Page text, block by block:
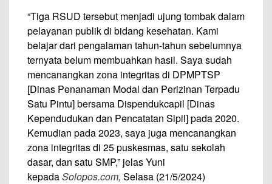
“Tiga RSUD tersebut menjadi ujung tombak dalam
pelayanan publik di bidang kesehatan. Kami
belajar dari pengalaman tahun-tahun sebelumnya
ternyata belum membuahkan hasil. Saya sudah
mencanangkan zona integritas di DPMPTSP
[Dinas Penanaman Modal dan Perizinan Terpadu
Satu Pintu] bersama Dispendukcapil [Dinas
Kependudukan dan Pencatatan Sipil] pada 2020.
Kemudian pada 2023, saya juga mencanangkan
zona integritas di 25 puskesmas, satu sekolah
dasar, dan satu SMP,” jelas Yuni
kepadaSolopos.com, Selasa (21/5/2024)